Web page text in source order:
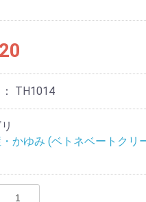
TH1014
かゆみ (ベトネベートクリ